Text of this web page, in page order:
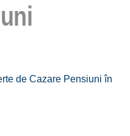
de Cazare Pensiuni în